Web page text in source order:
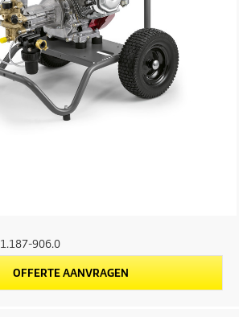
1.187-906.0
OFFERTE AANVRAGEN